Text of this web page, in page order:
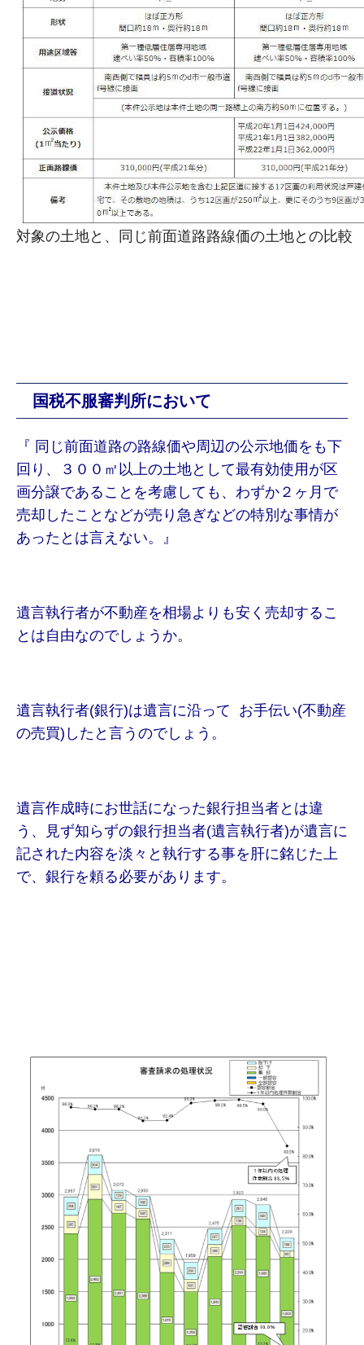
対象の土地と、同じ前面道路路線価の土地との比較
国税不服審判所において
『 同じ前面道路の路線価や周辺の公示地価をも下
回り、３００㎡以上の土地として最有効使用が区
画分譲であることを考慮しても、わずか２ヶ月で
売却したことなどが売り急ぎなどの特別な事情が
あったとは言えない。』
遺言執行者が不動産を相場よりも安く売却するこ
とは自由なのでしょうか。
遺言執行者(銀行)は遺言に沿って お手伝い(不動産
の売買)したと言うのでしょう。
遺言作成時にお世話になった銀行担当者とは違
う、見ず知らずの銀行担当者(遺言執行者)が遺言に
記された内容を淡々と執行する事を肝に銘じた上
で、銀行を頼る必要があります。